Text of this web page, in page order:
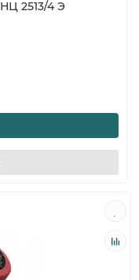
2513/4 Э